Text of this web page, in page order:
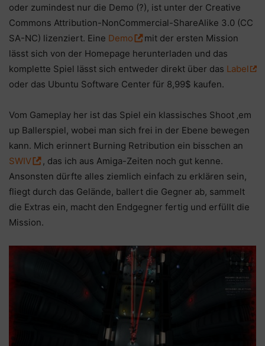
oder zumindest nur die Demo (?), ist unter der Creative
Commons Attribution-NonCommercial-ShareAlike 3.0 (CC
SA-NC) lizenziert. Eine Demo
mit der ersten Mission
lässt sich von der Homepage herunterladen und das
komplette Spiel lässt sich entweder direkt über das Label
oder das Ubuntu Software Center für 8,99$ kaufen.
Vom Gameplay her ist das Spiel ein klassisches Shoot ‚em
up Ballerspiel, wobei man sich frei in der Ebene bewegen
kann. Mich erinnert Burning Retribution ein bisschen an
SWIV
, das ich aus Amiga-Zeiten noch gut kenne.
Ansonsten dürfte alles ziemlich einfach zu erklären sein,
fliegt durch das Gelände, ballert die Gegner ab, sammelt
die Extras ein, macht den Endgegner fertig und erfüllt die
Mission.